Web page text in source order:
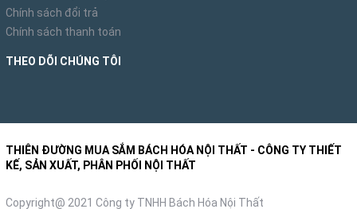
đẹp thanh lịch:
Khung ghế được làm từ sắt sơn tĩnh điện, chống gỉ sét, chịu
Chính sách đổi trả
Chính sách thanh toán
THEO DÕI CHÚNG TÔI
THIÊN ĐƯỜNG MUA SẮM BÁCH HÓA NỘI THẤT - CÔNG TY THIẾT
KẾ, SẢN XUẤT, PHÂN PHỐI NỘI THẤT
Copyright@ 2021 Công ty TNHH Bách Hóa Nội Thất